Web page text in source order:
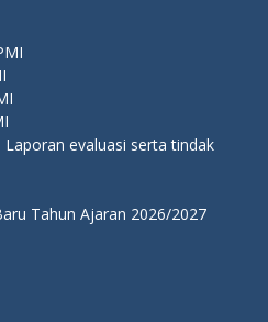
evaluasi serta tindak
Tahun Ajaran 2026/2027